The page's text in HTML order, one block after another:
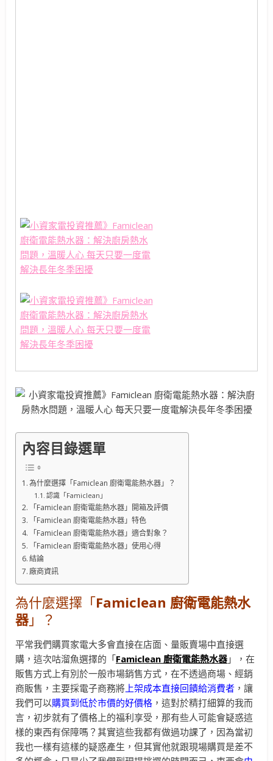
內容目錄選單
為什麼選擇「Famiclean 廚衛電能熱水器」？
認識「Famiclean」
「Famiclean 廚衛電能熱水器」開箱及評價
「Famiclean 廚衛電能熱水器」特色
「Famiclean 廚衛電能熱水器」適合對象？
「Famiclean 廚衛電能熱水器」使用心得
結論
廠商資訊
為什麼選擇「Famiclean 廚衛電能熱水
器 」？
平常我們購買家電大多會直接在店面、量販賣場中直接選
購，這次咕溜魚選擇的「Famiclean 廚衛電能熱水器 」，在
販售方式上有別於一般市場銷售方式，在不透過商場、經銷
商販售，主要採電子商務將上架成本直接回饋給消費者 ，讓
我們可以購買到低於市價的好價格 ，這對於精打細算的我而
言，初步就有了價格上的福利享受，那有些人可能會疑惑這
樣的東西有保障嗎？其實這些我都有做過功課了，因為當初
我也一樣有這樣的疑惑產生，但其實他就跟現場購買是差不